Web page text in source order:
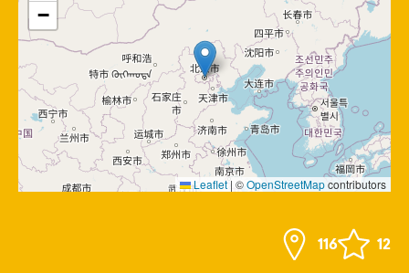
−
Leaflet | ©OpenStreetMapcontributors
116 12